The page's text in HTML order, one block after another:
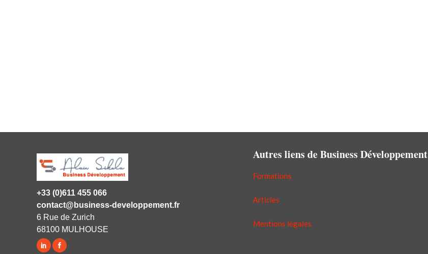
+33 (0)611 455 066
contact@business-developpement.fr
6 Rue de Zurich
68100 MULHOUSE
Autres liens de Business Développement
Formations
Articles
Mentions légales